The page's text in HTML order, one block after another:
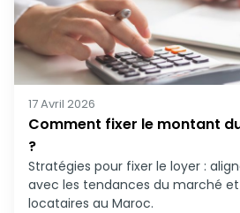
17 Avril 2026
Comment fixer le montant
?
Stratégies pour fixer le loyer :
avec les tendances du marché
locataires au Maroc.